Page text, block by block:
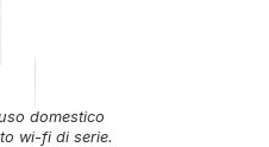
domestico
wi-fi di serie.